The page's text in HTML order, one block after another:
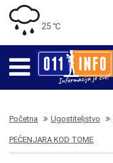
25 ℃
Početna Ugostiteljstvo
PEČENJARA KOD TOME